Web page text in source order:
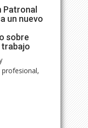
Patronal
un nuevo
sobre
trabajo